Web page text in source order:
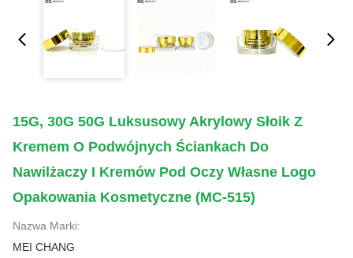
15G, 30G 50G Luksusowy Akrylowy Słoik Z
Kremem O Podwójnych Ściankach Do
Nawilżaczy I Kremów Pod Oczy Własne Logo
Opakowania Kosmetyczne (MC-515)
Nazwa Marki:
MEI CHANG